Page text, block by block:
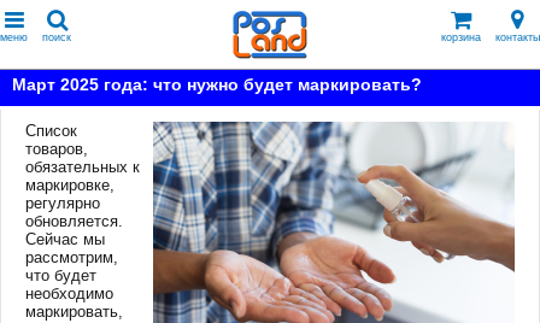
меню поиск корзина контакты
Март 2025 года: что нужно будет маркировать?
Список
товаров,
обязательных к
маркировке,
регулярно
обновляется.
Сейчас мы
рассмотрим,
что будет
необходимо
маркировать,